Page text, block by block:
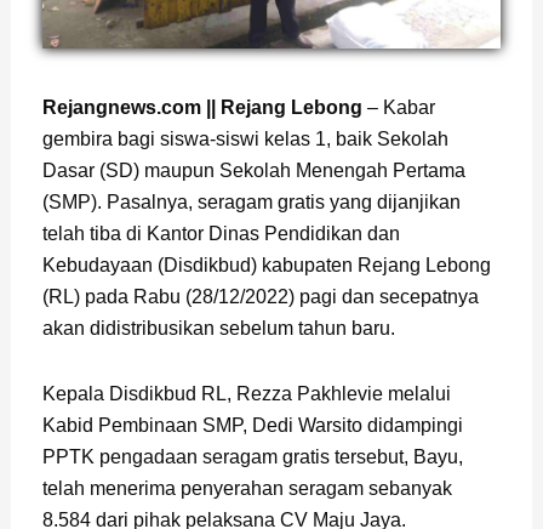
Rejangnews.com || Rejang Lebong – Kabar
gembira bagi siswa-siswi kelas 1, baik Sekolah
Dasar (SD) maupun Sekolah Menengah Pertama
(SMP). Pasalnya, seragam gratis yang dijanjikan
telah tiba di Kantor Dinas Pendidikan dan
Kebudayaan (Disdikbud) kabupaten Rejang Lebong
(RL) pada Rabu (28/12/2022) pagi dan secepatnya
akan didistribusikan sebelum tahun baru.
Kepala Disdikbud RL, Rezza Pakhlevie melalui
Kabid Pembinaan SMP, Dedi Warsito didampingi
PPTK pengadaan seragam gratis tersebut, Bayu,
telah menerima penyerahan seragam sebanyak
8.584 dari pihak pelaksana CV Maju Jaya.